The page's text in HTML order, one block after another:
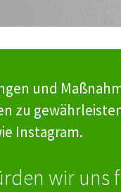
und
zu
Instagram.
wir uns